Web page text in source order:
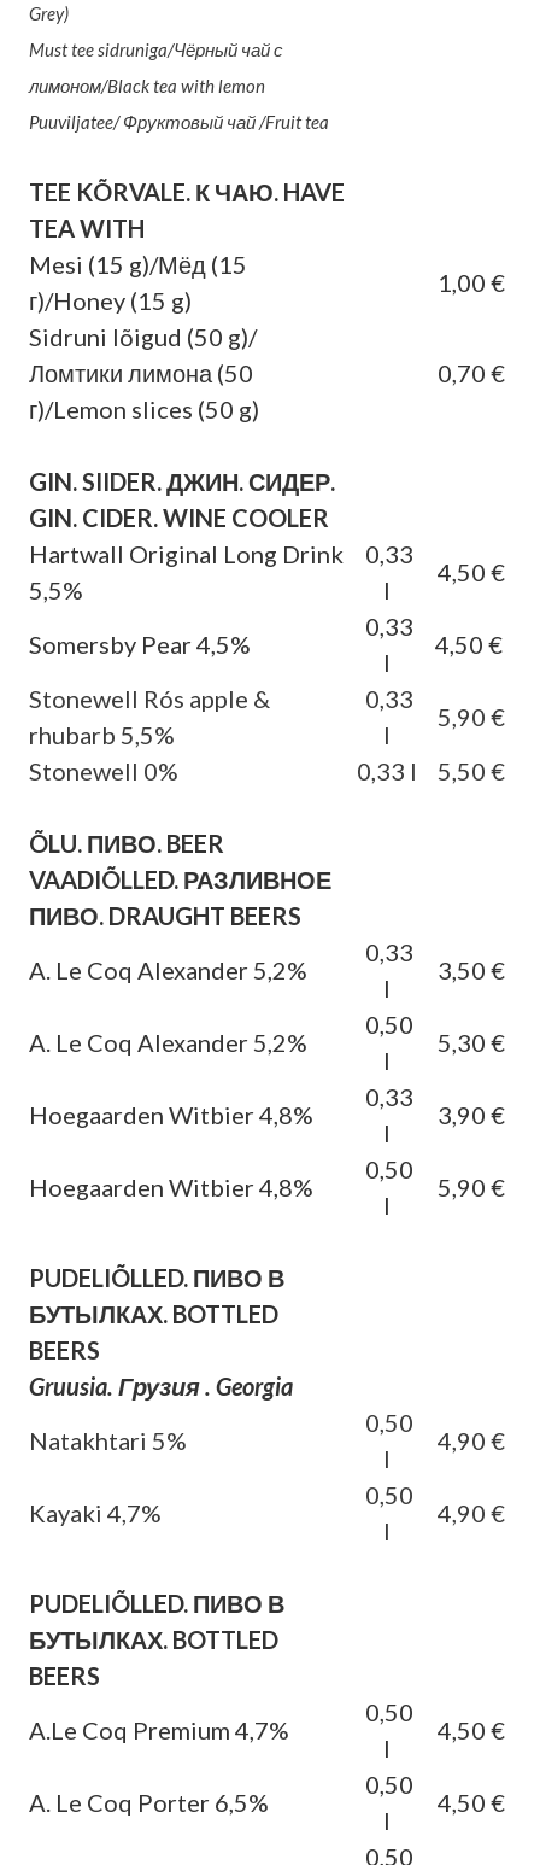
Grey)
Must tee sidruniga/Чёрный чай с
лимоном/Black tea with lemon
Puuviljatee/ Фруктовый чай /Fruit tea
TEE KÕRVALE. К ЧАЮ. HAVE
TEA WITH
Mesi (15 g)/Мёд (15
г)/Honey (15 g)
1,00 €
Sidruni lõigud (50 g)/
Ломтики лимона (50
г)/Lemon slices (50 g)
0,70 €
GIN. SIIDER. ДЖИН. СИДЕР.
GIN. CIDER. WINE COOLER
Hartwall Original Long Drink
5,5%
0,33
l
4,50 €
Somersby Pear 4,5%
0,33
l
4,50 €
Stonewell Rós apple &
rhubarb 5,5%
0,33
l
5,90 €
Stonewell 0%
0,33 l 5,50 €
ÕLU. ПИВО. BEER
VAADIÕLLED. РАЗЛИВНОЕ
ПИВО. DRAUGHT BEERS
A. Le Coq Alexander 5,2%
0,33
l
3,50 €
A. Le Coq Alexander 5,2%
0,50
l
5,30 €
Hoegaarden Witbier 4,8%
0,33
l
3,90 €
Hoegaarden Witbier 4,8%
0,50
l
5,90 €
PUDELIÕLLED. ПИВО В
БУТЫЛКАХ. BOTTLED
BEERS
Gruusia. Грузия . Georgia
Natakhtari 5%
0,50
l
4,90 €
Kayaki 4,7%
0,50
l
4,90 €
PUDELIÕLLED. ПИВО В
БУТЫЛКАХ. BOTTLED
BEERS
A.Le Coq Premium 4,7%
0,50
l
4,50 €
A. Le Coq Porter 6,5%
0,50
l
4,50 €
0,50